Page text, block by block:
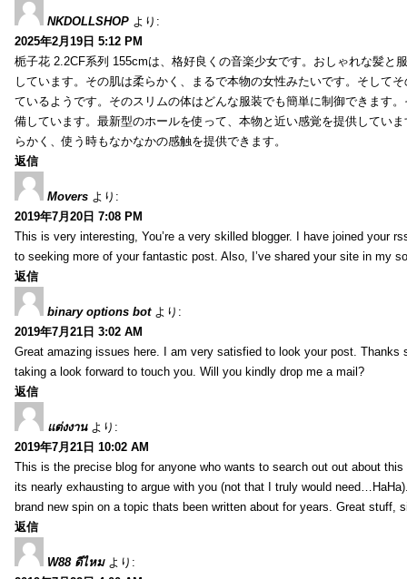
NKDOLLSHOP より:
2025年2月19日 5:12 PM
栀子花 2.2CF系列 155cmは、格好良くの音楽少女です。おしゃれな髪と
しています。その肌は柔らかく、まるで本物の女性みたいです。そして
ているようです。そのスリムの体はどんな服装でも簡単に制御できます
備しています。最新型のホールを使って、本物と近い感覚を提供してい
らかく、使う時もなかなかの感触を提供できます。
返信
Movers より:
2019年7月20日 7:08 PM
This is very interesting, You’re a very skilled blogger. I have joined your
to seeking more of your fantastic post. Also, I’ve shared your site in my
返信
binary options bot より:
2019年7月21日 3:02 AM
Great amazing issues here. I am very satisfied to look your post. Thanks
taking a look forward to touch you. Will you kindly drop me a mail?
返信
แต่งงาน より:
2019年7月21日 10:02 AM
This is the precise blog for anyone who wants to search out out about
its nearly exhausting to argue with you (not that I truly would
brand new spin on a topic thats been written about for years. Great stuff,
返信
W88 ดีไหม より: